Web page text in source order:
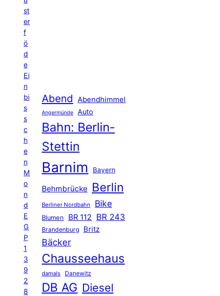
st
er
f
ö
d
e
Ei
n
bi
s
s
c
h
e
n
M
o
n
d
E
G
P
1
3
9
2
8
Abend Abendhimmel
Angermünde Auto
Bahn: Berlin-
Stettin
Barnim Bayern
Behmbrücke Berlin
Berliner Nordbahn Bike
Blumen BR 112 BR 243
Brandenburg Britz
Bäcker
Chausseehaus
damals Danewitz
DB AG Diesel